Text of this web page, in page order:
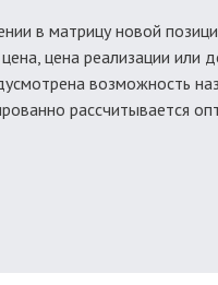
в матрицу новой
цена реализации или
возможность
рассчитывается